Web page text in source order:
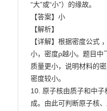
“大”或“小”）的缘故。
【答案】小
【解析】
【详解】根据密度公式
小，密度ρ越小。题目中
质量更小，说明材料的
密度较小。
10. 原子核由质子和中
成。由此可判断原子核